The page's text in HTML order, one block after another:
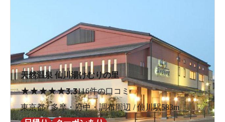
天然温泉 仙川湯けむりの里
★★★★★3.3116件の口コミ
東京都 / 多摩・府中・調布周辺 / 仙川駅583m